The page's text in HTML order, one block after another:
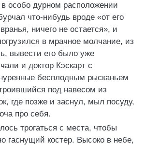
особо дурном расположении
что-нибудь вроде «от его
ничего не остается», и
в мрачное молчание, из
вывести его было уже
и доктор Кэскарт с
бесплодным рысканьем
под навесом из
где позже и заснул, мыл посуду,
про себя.
трогаться с места, чтобы
гаснущий костер. Высоко в небе,